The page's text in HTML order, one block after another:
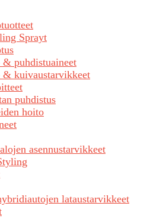
Sprayt
& puhdistuaineet
& kuivaustarvikkeet
puhdistus
hoito
asennustarvikkeet
lataustarvikkeet